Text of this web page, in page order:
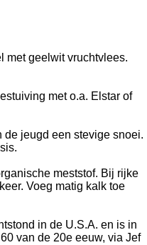
met geelwit vruchtvlees.
met o.a. Elstar of
de jeugd een stevige snoei.
meststof. Bij rijke
Voeg matig kalk toe
in de U.S.A. en is in
van de 20e eeuw, via Jef